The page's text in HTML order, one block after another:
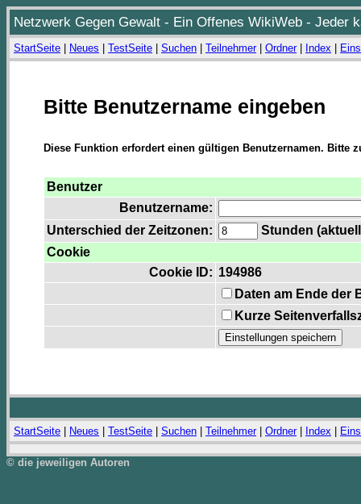
Netzwerk Gegen Gewalt - Ein Offenes WikiWeb - Jeder
StartSeite Neues TestSeite Suchen Teilnehmer| Ordner| Index
Bitte Benutzername eingeben
Diese Funktion erfordert einen gültigen Benutzernamen. Bitte
Benutzer
Benutzername:
Unterschied der Zeitzonen:
Stunden
Cookie
Cookie ID: 194986
Daten am Ende der
Kurze
StartSeite Neues TestSeite Suchen Teilnehmer| Ordner| Index
© die jeweiligen Autoren